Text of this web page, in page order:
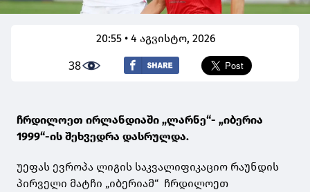
20:55 • 4 აგვისტო, 2026
38
ჩრდილოეთ ირლანდიაში „ლარნე“- „იბერია
1999“-ის შეხვედრა დასრულდა.
უეფას ევროპა ლიგის საკვალიფიკაციო რაუნდის
პირველი მატჩი „იბერიამ“ ჩრდილოეთ